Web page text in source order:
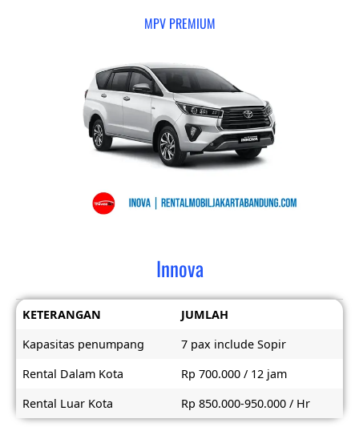
MPV PREMIUM
Innova
KETERANGAN
JUMLAH
Kapasitas penumpang
7 pax include Sopir
Rental Dalam Kota
Rp 700.000 / 12 jam
Rental Luar Kota
Rp 850.000-950.000 / Hr